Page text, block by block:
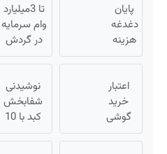
پایان
دغدغه
هزینه
های
پزشکی
با پک
سفید
کننده
تا 3میلیارد
وام سرمایه
در گردش
فروشندگان
فروشگاهت
رو ثبت کن
اعتبار
خرید
گوشی
بگیر 📱
نوشیدنی
شفابخش
کبد با 10
گیاه